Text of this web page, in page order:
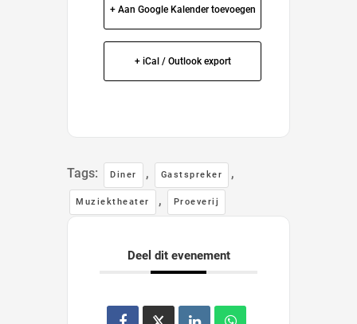
+ Aan Google Kalender toevoegen
+ iCal / Outlook export
Tags: Diner , Gastspreker ,
Muziektheater , Proeverij
Deel dit evenement